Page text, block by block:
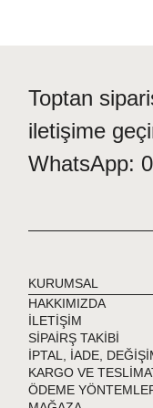
Toptan
iletişime
WhatsApp:
KURUMSAL
HAKKIMIZDA
İLETİŞİM
SİPAİRŞ TAKİBİ
İPTAL, İADE,
KARGO VE
ÖDEME